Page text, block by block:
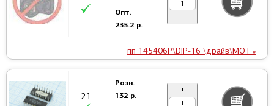
пп 145406P\DIP-16 \драйв\MOT »
Опт.
235.2 р.
-
21
Розн.
132 р.
+